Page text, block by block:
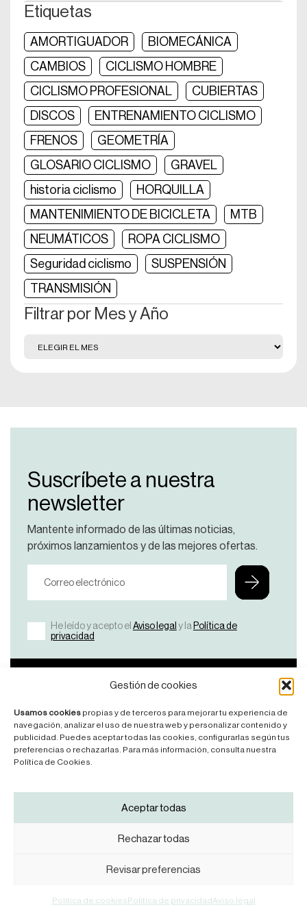
Gestión de cookies
Usamos cookies propias y de terceros para mejorar tu experiencia de
navegación, analizar el uso de nuestra web y personalizar contenido y
publicidad. Puedes aceptar todas las cookies, configurarlas según tus
preferencias o rechazarlas. Para más información, consulta nuestra
Política de Cookies.
Aceptar todas
Rechazar todas
Revisar preferencias
Política de cookiesPolítica de privacidadAviso legal
Etiquetas
AMORTIGUADOR
BIOMECÁNICA
CAMBIOS
CICLISMO HOMBRE
CICLISMO PROFESIONAL
CUBIERTAS
DISCOS
ENTRENAMIENTO CICLISMO
FRENOS
GEOMETRÍA
GLOSARIO CICLISMO
GRAVEL
historia ciclismo
HORQUILLA
MANTENIMIENTO DE BICICLETA
MTB
NEUMÁTICOS
ROPA CICLISMO
Seguridad ciclismo
SUSPENSIÓN
TRANSMISIÓN
Filtrar por Mes y Año
Suscríbete a nuestra
newsletter
Mantente informado de las últimas noticias,
próximos lanzamientos y de las mejores ofertas.
He leído y acepto el Aviso legal y la Política de
privacidad
Todas
Road
Mountainbike
qué
KDNS?
Manifesto
Manuales
Legales
Contacto
Síguenos
Política de privacidad
Política de cookies